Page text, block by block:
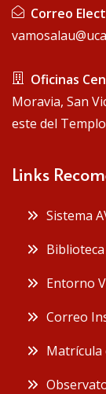
Correo
Oficinas
Moravia, San
este del
Links
Sistema
Entorno
Correo
Matrícula